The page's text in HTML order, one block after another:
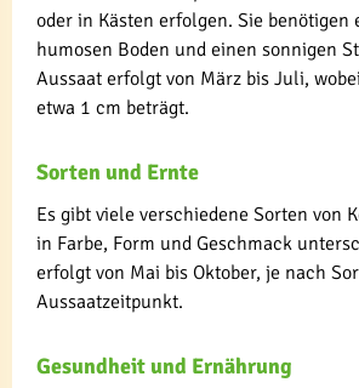
oder in Kästen erfolgen. Sie benötigen
humosen Boden und einen sonnigen
Aussaat erfolgt von März bis Juli,
etwa 1 cm beträgt.
Sorten und Ernte
Es gibt viele verschiedene Sorten von
in Farbe, Form und Geschmack
erfolgt von Mai bis Oktober, je nach
Aussaatzeitpunkt.
Gesundheit und Ernährung